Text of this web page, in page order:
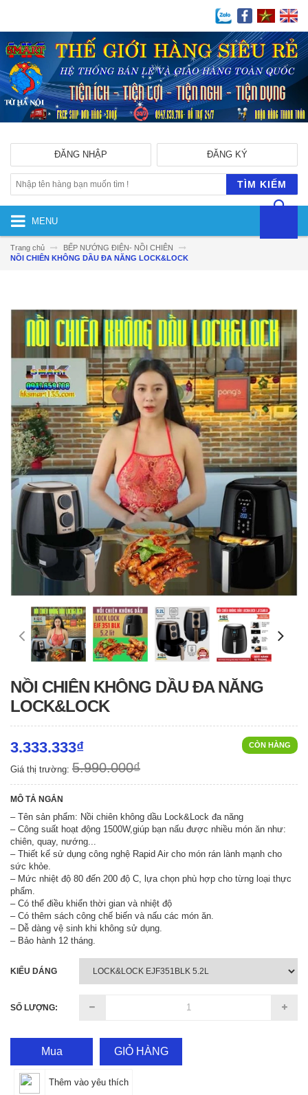
ĐĂNG KÝ
ĐĂNG NHẬP
TÌM KIẾM
MENU
Trang chủ
BẾP NƯỚNG ĐIỆN- NỒI CHIÊN
NỒI CHIÊN KHÔNG DẦU ĐA NĂNG LOCK&LOCK
NỒI CHIÊN KHÔNG DẦU ĐA NĂNG
LOCK&LOCK
CÒN HÀNG
3.333.333₫
Giá thị trường: 5.990.000₫
MÔ TẢ NGẮN
– Tên sản phẩm: Nồi chiên không dầu Lock&Lock đa năng
– Công suất hoạt động 1500W,giúp bạn nấu được nhiều món ăn như:
chiên, quay, nướng...
– Thiết kế sử dụng công nghệ Rapid Air cho món rán lành mạnh cho
sức khỏe.
– Mức nhiệt độ 80 đến 200 độ C, lựa chọn phù hợp cho từng loại thực
phẩm.
– Có thể điều khiển thời gian và nhiệt độ
– Có thêm sách công chế biến và nấu các món ăn.
– Dễ dàng vệ sinh khi không sử dụng.
– Bảo hành 12 tháng.
KIỂU DÁNG
SỐ LƯỢNG:
Mua GIỎ HÀNG
Thêm vào yêu thích